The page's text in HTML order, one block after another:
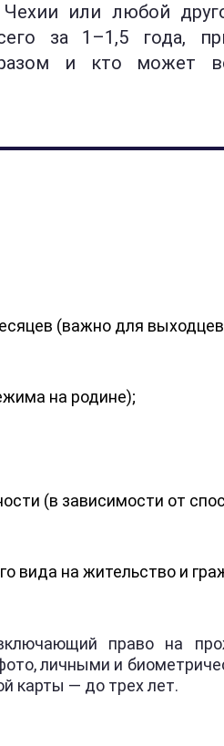
или любой
за 1–1,5 года,
и кто может
(важно для
на родине);
(в зависимости от
вида на жительство и
право на
личными и
карты — до трех лет.